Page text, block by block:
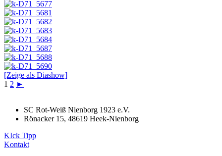
[Zeige als Diashow]
1 2 ►
SC Rot-Weiß Nienborg 1923 e.V.
Rönacker 15, 48619 Heek-Nienborg
KIck Tipp
Kontakt